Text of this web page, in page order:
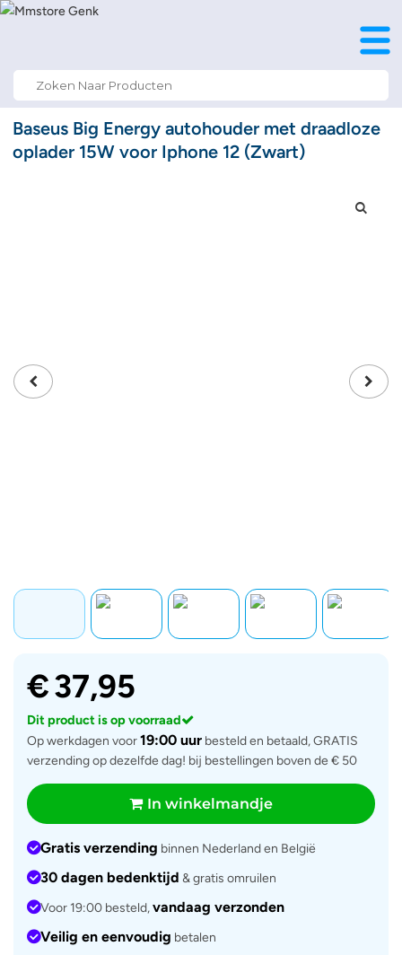
Baseus Big Energy autohouder met draadloze
oplader 15W voor Iphone 12 (Zwart)
€37,95
Dit product is op voorraad
Op werkdagen voor19:00 uur besteld en betaald, GRATIS
verzending op dezelfde dag! bij bestellingen boven de € 50
In winkelmandje
Gratis verzending binnen Nederland en België
30 dagen bedenktijd & gratis omruilen
Voor 19:00 besteld,vandaag verzonden
Veilig en eenvoudig betalen